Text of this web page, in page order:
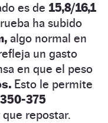
es de 15,8/16,1
ha subido
algo normal en
un gasto
en que el peso
Esto le permite
350-375
que repostar.